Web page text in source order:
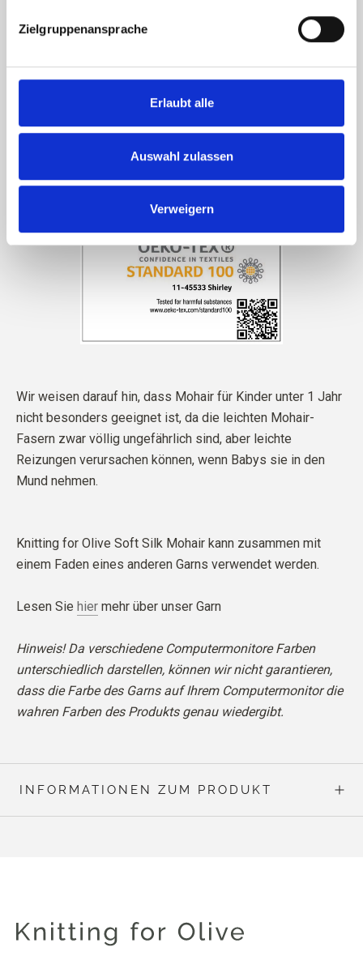
Zielgruppenansprache
Erlaubt alle
Auswahl zulassen
Verweigern
Das Garn istSTANDARD 100 von OEKO-TEX® zertifziert
Wir weisen darauf hin, dass Mohair für Kinder unter 1 Jahr
nicht besonders geeignet ist, da die leichten Mohair-
Fasern zwar völlig ungefährlich sind, aber leichte
Reizungen verursachen können, wenn Babys sie in den
Mund nehmen.
Knitting for Olive Soft Silk Mohair kann zusammen mit
einem Faden eines anderen Garns verwendet werden.
Lesen Sie hier mehr über unser Garn
Hinweis! Da verschiedene Computermonitore Farben
unterschiedlich darstellen, können wir nicht garantieren,
dass die Farbe des Garns auf Ihrem Computermonitor die
wahren Farben des Produkts genau wiedergibt.
INFORMATIONEN ZUM PRODUKT